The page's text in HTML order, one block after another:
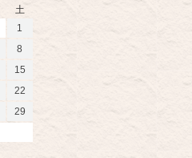
土
1
8
15
22
29